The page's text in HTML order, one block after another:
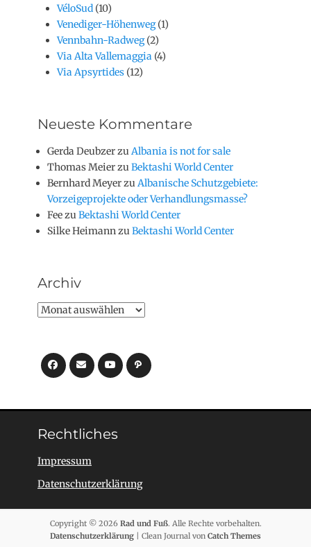
VéloSud (10)
Venediger-Höhenweg(1)
Vennbahn-Radweg(2)
Via Alta Vallemaggia (4)
Via Apsyrtides (12)
Neueste Kommentare
Gerda DeubzerzuAlbania is not for sale
Thomas MeierzuBektashi World Center
Bernhard MeyerzuAlbanische Schutzgebiete:
Vorzeigeprojekte oder Verhandlungsmasse?
FeezuBektashi World Center
Silke HeimannzuBektashi World Center
Archiv
Archiv
Facebook
E-
Mail
YouTube
Pfad
Rechtliches
Impressum
Datenschutzerklärung
Copyright © 2026 Rad und Fuß. Alle Rechte vorbehalten.
Datenschutzerklärung | Clean Journal von Catch Themes